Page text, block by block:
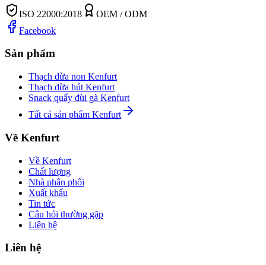
ISO 22000:2018
OEM / ODM
Facebook
Sản phẩm
Thạch dừa non Kenfurt
Thạch dừa hút Kenfurt
Snack quẩy đùi gà Kenfurt
Tất cả sản phẩm Kenfurt
Về Kenfurt
Về Kenfurt
Chất lượng
Nhà phân phối
Xuất khẩu
Tin tức
Câu hỏi thường gặp
Liên hệ
Liên hệ